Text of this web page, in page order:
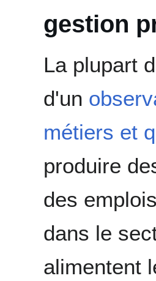
gestion
La plupart
d'un
métiers et
produire
des
dans le
alimentent